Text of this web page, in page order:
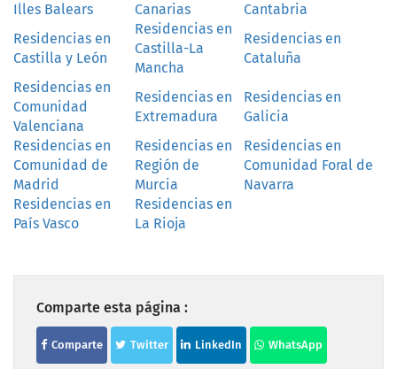
Illes Balears
Canarias
Cantabria
Residencias en
Castilla y León
Residencias en
Castilla-La
Mancha
Residencias en
Cataluña
Residencias en
Comunidad
Valenciana
Residencias en
Extremadura
Residencias en
Galicia
Residencias en
Comunidad de
Madrid
Residencias en
Región de
Murcia
Residencias en
Comunidad Foral de
Navarra
Residencias en
País Vasco
Residencias en
La Rioja
Comparte esta página :
Comparte Twitter LinkedIn WhatsApp